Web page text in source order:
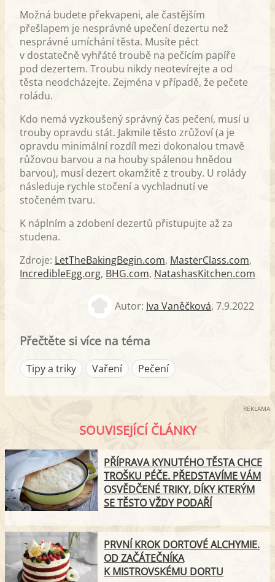
Možná budete překvapeni, ale častějším
přešlapem je nesprávné upečení dezertu než
nesprávné umíchání těsta. Musíte péct
v dostatečně vyhřáté troubě na pečícím papíře
pod dezertem. Troubu nikdy neotevírejte a od
těsta neodcházejte. Zejména v případě, že pečete
roládu.
Kdo nemá vyzkoušený správný čas pečení, musí u
trouby opravdu stát. Jakmile těsto zrůžoví (a je
opravdu minimální rozdíl mezi dokonalou tmavě
růžovou barvou a na houby spálenou hnědou
barvou), musí dezert okamžitě z trouby. U rolády
následuje rychle stočení a vychladnutí ve
stočeném tvaru.
K náplním a zdobení dezertů přistupujte až za
studena.
Zdroje: LetTheBakingBegin.com, MasterClass.com,
IncredibleEgg.org, BHG.com, NatashasKitchen.com
Autor: Iva Vaněčková,7.9.2022
Přečtěte si více na téma
Tipy a triky Vaření Pečení
REKLAMA
SOUVISEJÍCÍ ČLÁNKY
PŘÍPRAVA KYNUTÉHO TĚSTA CHCE
TROŠKU PÉČE. PŘEDSTAVÍME VÁM
OSVĚDČENÉ TRIKY, DÍKY KTERÝM
SE TĚSTO VŽDY PODAŘÍ
PRVNÍ KROK DORTOVÉ ALCHYMIE.
OD ZAČÁTEČNÍKA
K MISTROVSKÉMU DORTU